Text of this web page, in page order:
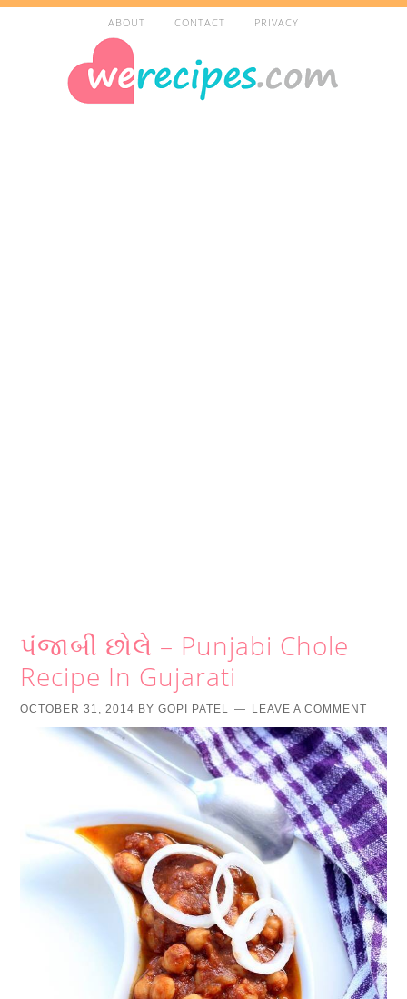
ABOUT CONTACT PRIVACY
પંજાબી છોલે – Punjabi Chole
Recipe In Gujarati
OCTOBER 31, 2014 BYGOPI PATEL LEAVE A COMMENT